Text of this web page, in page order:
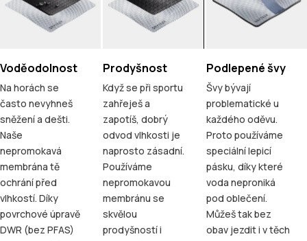
Voděodolnost
Na horách se
často nevyhneš
sněžení a dešti.
Naše
nepromokavá
membrána tě
ochrání před
vlhkostí. Díky
povrchové úpravě
DWR (bez PFAS)
Prodyšnost
Když se při sportu
zahřeješ a
zapotíš, dobrý
odvod vlhkosti je
naprosto zásadní.
Používáme
nepromokavou
membránu se
skvělou
prodyšností i
Podlepené švy
Švy bývají
problematické u
každého oděvu.
Proto používáme
speciální lepicí
pásku, díky které
voda neproniká
pod oblečení.
Můžeš tak bez
obav jezdit i v těch